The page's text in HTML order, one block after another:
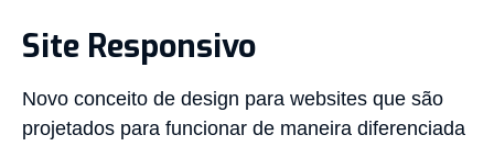
Site Responsivo
Novo conceito de design para websites que são
projetados para funcionar de maneira diferenciada